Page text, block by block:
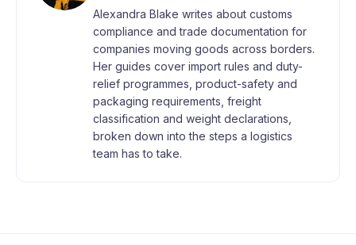
Alexandra Blake writes about customs
compliance and trade documentation for
companies moving goods across borders.
Her guides cover import rules and duty-
relief programmes, product-safety and
packaging requirements, freight
classification and weight declarations,
broken down into the steps a logistics
team has to take.